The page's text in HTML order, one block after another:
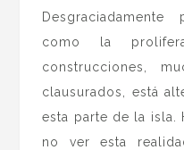
como la
construcciones,
clausurados, está
esta parte de la isla.
no ver esta